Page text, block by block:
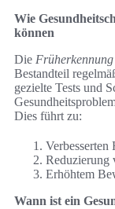
Wie
können
Die
Bestandteil
gezielte Tests und
Dies führt zu:
Verbesserten
Reduzierung
Erhöhtem
Wann ist ein